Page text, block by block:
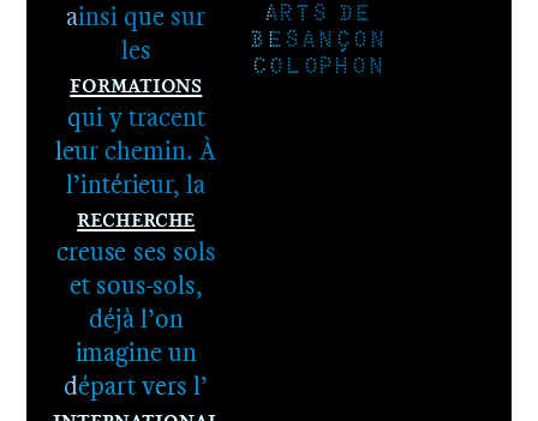
ainsi que sur
les
Formations
1er cycle -
Le DNA
2e cycle -
Le DNSEP
qui y tracent
leur chemin. À
l’intérieur, la
Recherche
creuse ses sols
et sous-sols,
déjà l’on
imagine un
départ vers l’
ARTS DE
BESANÇON
COLOPHON